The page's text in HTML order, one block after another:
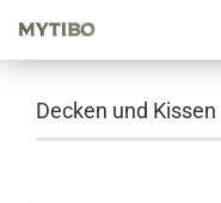
Decken und Kissen